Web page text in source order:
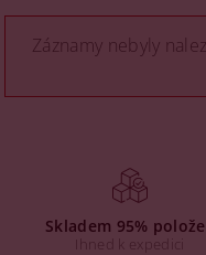
Záznamy nebyly
Skladem 95%
Ihned k expedici